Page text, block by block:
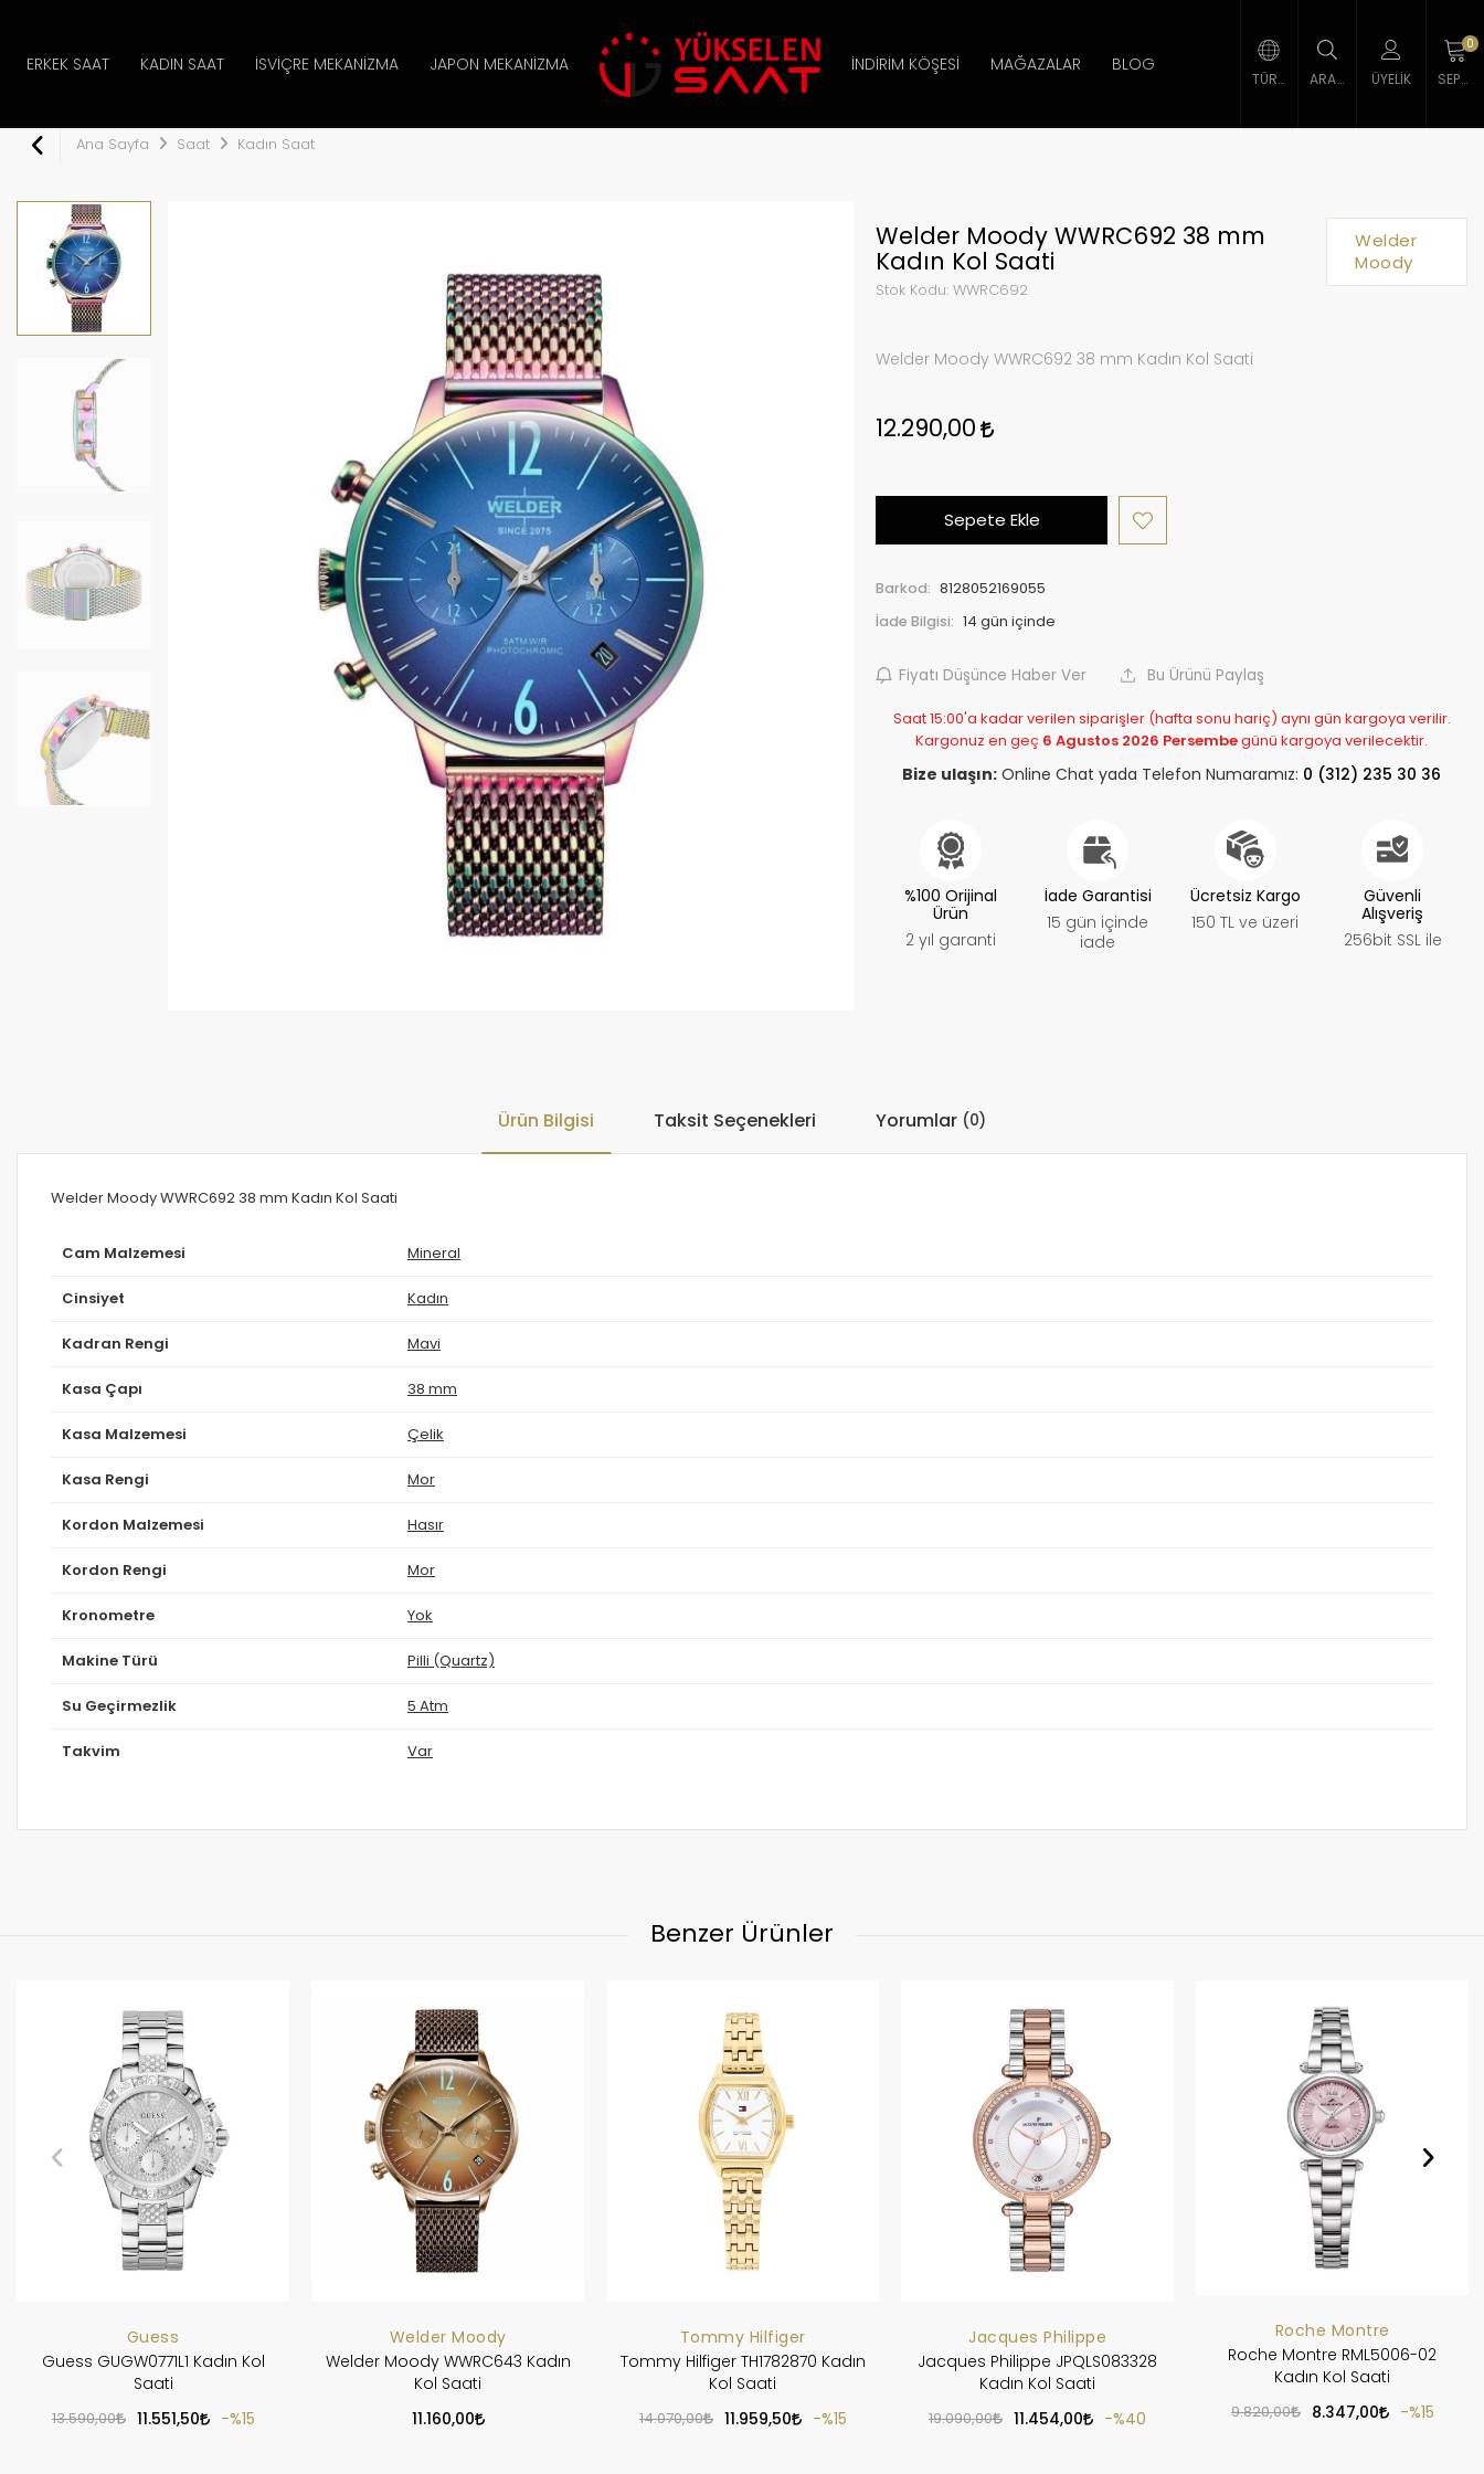
ERKEK SAAT KADIN SAAT İSVIÇRE MEKANIZMA JAPON MEKANIZMA İNDIRIM KÖŞESI MAĞAZALAR BLOG
ÜYELIK
0
Ana Sayfa Saat Kadın Saat
Welder
Moody
Welder Moody WWRC692 38 mm
Kadın Kol Saati
Stok Kodu: WWRC692
Welder Moody WWRC692 38 mm Kadın Kol Saati
12.290,00
Sepete Ekle
Barkod: 8128052169055
İade Bilgisi:
Fiyatı Düşünce Haber Ver Bu Ürünü Paylaş
Saat 15:00'a kadar verilen siparişler (hafta sonu hariç) aynı gün kargoya verilir.
Kargonuz en geç 6 Agustos 2026 Persembe günü kargoya verilecektir.
Bize ulaşın: Online Chat yada Telefon Numaramız: 0 (312) 235 30 36
%100 Orijinal
Ürün
2 yıl garanti
İade Garantisi
15 gün içinde
iade
Ücretsiz Kargo
150 TL ve üzeri
Güvenli
Alışveriş
256bit SSL ile
Ürün Bilgisi Taksit Seçenekleri Yorumlar (0)
Welder Moody WWRC692 38 mm Kadın Kol Saati
Cam Malzemesi Mineral
Cinsiyet Kadın
Kadran Rengi Mavi
Kasa Çapı 38 mm
Kasa Malzemesi Çelik
Kasa Rengi Mor
Kordon Malzemesi Hasır
Kordon Rengi Mor
Kronometre Yok
Makine Türü Pilli (Quartz)
Su Geçirmezlik 5 Atm
Takvim Var
Benzer Ürünler
Guess
Guess GUGW0771L1 Kadın Kol
Saati
13.590,00 11.551,50 %15
Welder Moody
Welder Moody WWRC643 Kadın
Kol Saati
11.160,00
Tommy Hilfiger
Tommy Hilfiger TH1782870 Kadın
Kol Saati
14.070,00 11.959,50 %15
Jacques Philippe
Jacques Philippe JPQLS083328
Kadın Kol Saati
19.090,00 11.454,00 %40
Roche Montre
Roche Montre RML5006-02
Kadın Kol Saati
9.820,00 8.347,00 %15